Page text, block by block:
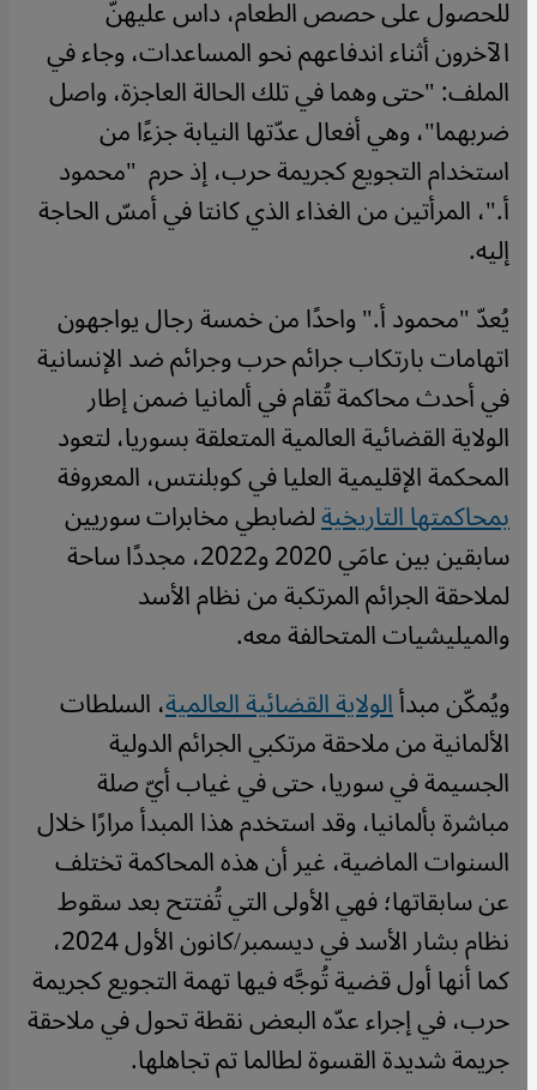
للحصول على حصص الطعام، داس عليهنّ
الآخرون أثناء اندفاعهم نحو المساعدات، وجاء في
الملف: "حتى وهما في تلك الحالة العاجزة، واصل
ضربهما"، وهي أفعال عدّتها النيابة جزءًا من
استخدام التجويع كجريمة حرب، إذ حرم "محمود
أ."، المرأتين من الغذاء الذي كانتا في أمسّ الحاجة
إليه.
يُعدّ "محمود أ." واحدًا من خمسة رجال يواجهون
اتهامات بارتكاب جرائم حرب وجرائم ضد الإنسانية
في أحدث محاكمة تُقام في ألمانيا ضمن إطار
الولاية القضائية العالمية المتعلقة بسوريا، لتعود
المحكمة الإقليمية العليا في كوبلنتس، المعروفة
بمحاكمتها التاريخيةلضابطي مخابرات سوريين
سابقين بين عامَي 2020 و2022، مجددًا ساحة
لملاحقة الجرائم المرتكبة من نظام الأسد
والميليشيات المتحالفة معه.
ويُمكّن مبدأالولاية القضائية العالمية، السلطات
الألمانية من ملاحقة مرتكبي الجرائم الدولية
الجسيمة في سوريا، حتى في غياب أيّ صلة
مباشرة بألمانيا، وقد استخدم هذا المبدأ مرارًا خلال
السنوات الماضية، غير أن هذه المحاكمة تختلف
عن سابقاتها؛ فهي الأولى التي تُفتتح بعد سقوط
نظام بشار الأسد في ديسمبر/كانون الأول 2024،
كما أنها أول قضية تُوجَّه فيها تهمة التجويع كجريمة
حرب، في إجراء عدّه البعض نقطة تحول في ملاحقة
جريمة شديدة القسوة لطالما تم تجاهلها.